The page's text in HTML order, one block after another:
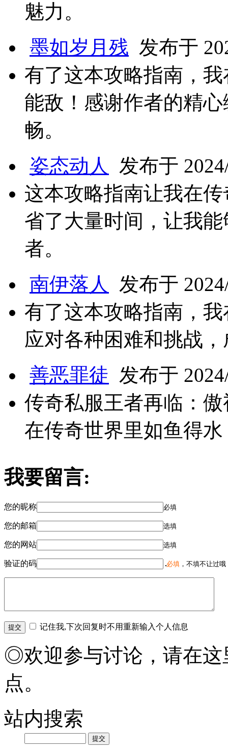
魅力。
墨如岁月残 发布于
有了这本攻略指南，
能敌！感谢作者的精
畅。
姿态动人
发布于
这本攻略指南让我在
省了大量时间，让我
者。
南伊落人
发布于
有了这本攻略指南，
应对各种困难和挑战
善恶罪徒 发布于
传奇私服王者再临：
在传奇世界里如鱼得
我要留言:
您的昵称 必填
您的邮箱 选填
您的网站 选填
验证的码 必填 ，不填不让过
记住我,下次回复时不用重新输入个人信息
◎欢迎参与讨论，请在这
点。
站内搜索